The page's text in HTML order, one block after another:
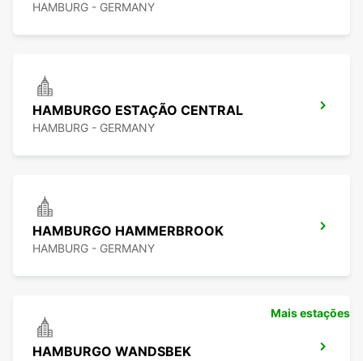
HAMBURG - GERMANY
HAMBURGO ESTAÇÃO CENTRAL
HAMBURG - GERMANY
HAMBURGO HAMMERBROOK
HAMBURG - GERMANY
HAMBURGO WANDSBEK
Mais estações